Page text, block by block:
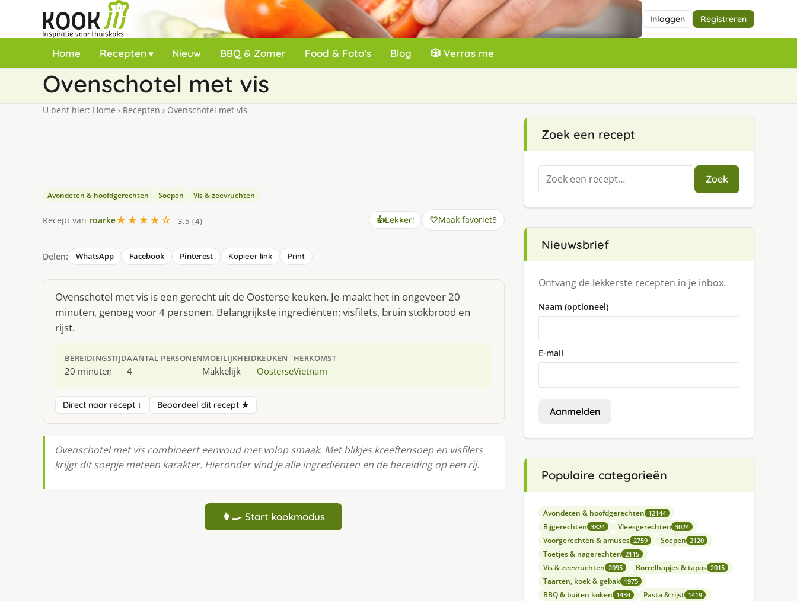
Inloggen Registreren
Home Recepten Nieuw BBQ & Zomer Food & Foto’s Blog 🎲 Verras me
Ovenschotel met vis
U bent hier: Home › Recepten › Ovenschotel met vis
Avondeten & hoofdgerechten Soepen Vis & zeevruchten
Recept van roarke★★★★☆ 3.5 (4) 👍Lekker! Maak favoriet5
Delen: WhatsApp Facebook Pinterest Kopieer link Print
Ovenschotel met vis is een gerecht uit de Oosterse keuken. Je maakt het in ongeveer 20
minuten, genoeg voor 4 personen. Belangrijkste ingrediënten: visfilets, bruin stokbrood en
rijst.
BEREIDINGSTIJD
20 minuten
AANTAL PERSONEN
4
MOEILIJKHEID
Makkelijk
KEUKEN
Oosterse
HERKOMST
Vietnam
Direct naar recept ↓ Beoordeel dit recept ★
Ovenschotel met vis combineert eenvoud met volop smaak. Met blikjes kreeftensoep en visfilets
krijgt dit soepje meteen karakter. Hieronder vind je alle ingrediënten en de bereiding op een rij.
👩‍🍳 Start kookmodus
Zoek een recept
Zoeken
naar:
Zoek
Nieuwsbrief
Ontvang de lekkerste recepten in je inbox.
Naam (optioneel)
E-mail
Aanmelden
Populaire categorieën
Avondeten & hoofdgerechten 12144
Bijgerechten 3824 Vleesgerechten 3024
Voorgerechten & amuses 2759 Soepen 2120
Toetjes & nagerechten 2115
Vis & zeevruchten 2095 Borrelhapjes & tapas 2015
Taarten, koek & gebak 1975
BBQ & buiten koken 1434 Pasta & rijst 1419